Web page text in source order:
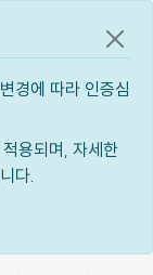
경에 따라 인증심
용되며, 자세한
다.
공지